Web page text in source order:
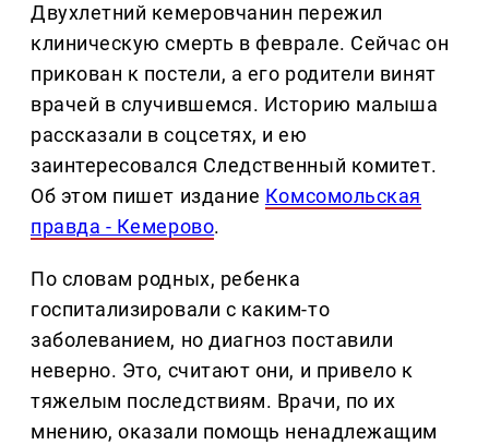
Двухлетний кемеровчанин пережил
клиническую смерть в феврале. Сейчас он
прикован к постели, а его родители винят
врачей в случившемся. Историю малыша
рассказали в соцсетях, и ею
заинтересовался Следственный комитет.
Об этом пишет издание Комсомольская
правда - Кемерово.
По словам родных, ребенка
госпитализировали с каким-то
заболеванием, но диагноз поставили
неверно. Это, считают они, и привело к
тяжелым последствиям. Врачи, по их
мнению, оказали помощь ненадлежащим